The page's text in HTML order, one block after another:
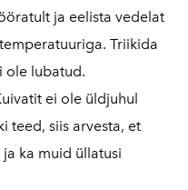
ja eelista vedelat
Triikida
ole lubatud.
ei ole üldjuhul
teed, siis arvesta, et
ka muid üllatusi